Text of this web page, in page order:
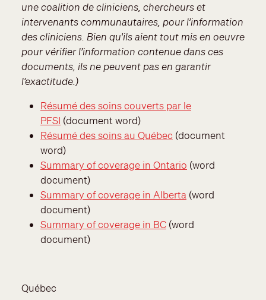
une coalition de cliniciens, chercheurs et
intervenants communautaires, pour l’information
des cliniciens. Bien qu'ils aient tout mis en oeuvre
pour vérifier l’information contenue dans ces
documents, ils ne peuvent pas en garantir
l’exactitude. )
Résumé des soins couverts par le
PFSI (document word)
Résumé des soins au Québec (document
word)
Summary of coverage in Ontario (word
document)
Summary of coverage in Alberta (word
document)
Summary of coverage in BC (word
document)
Québec